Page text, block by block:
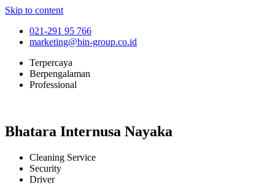
Skip to content
021-291 95 766
marketing@bin-group.co.id
Terpercaya
Berpengalaman
Professional
Bhatara Internusa Nayaka
Cleaning Service
Security
Driver